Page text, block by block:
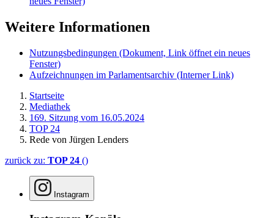
Weitere Informationen
Nutzungsbedingungen (Dokument, Link öffnet ein neues
Fenster)
Aufzeichnungen im Parlamentsarchiv (Interner Link)
Startseite
Mediathek
169. Sitzung vom 16.05.2024
TOP 24
Rede von Jürgen Lenders
zurück zu: TOP 24 ()
Instagram